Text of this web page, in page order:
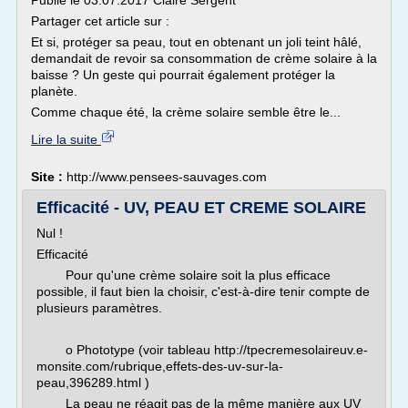
Partager cet article sur :
Et si, protéger sa peau, tout en obtenant un joli teint hâlé,
demandait de revoir sa consommation de crème solaire à la
baisse ? Un geste qui pourrait également protéger la
planète.
Comme chaque été, la crème solaire semble être le...
Lire la suite
Site : http://www.pensees-sauvages.com
Efficacité - UV, PEAU ET CREME SOLAIRE
Nul !
Efficacité
Pour qu'une crème solaire soit la plus efficace
possible, il faut bien la choisir, c'est-à-dire tenir compte de
plusieurs paramètres.
o Phototype (voir tableau http://tpecremesolaireuv.e-
monsite.com/rubrique,effets-des-uv-sur-la-
peau,396289.html )
La peau ne réagit pas de la même manière aux UV